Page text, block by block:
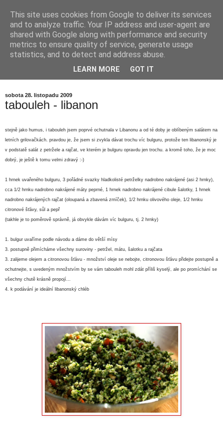
babička by nevěřila...
kdysi dávno jsem říkala své babičce, že JÁ rozhodně nikdy
vařit nebudu, že nemám v úmyslu trávit SVŮJ čas v
kuchyni... babička se smála... a já dnes vím proč...
sobota 28. listopadu 2009
tabouleh - libanon
stejně jako humus, i tabouleh jsem poprvé ochutnala v Libanonu a od té doby je oblíbeným salátem na
letních grilovačkách. pravdou je, že jsem si zvykla dávat trochu víc bulguru, protože ten libanonský je
v podstatě salát z petržele a rajčat, ve kterém je bulguru opravdu jen trochu. a kromě toho, že je moc
dobrý, je ještě k tomu velmi zdravý :-)
1 hrnek uvařeného bulguru, 3 pořádné svazky hladkolisté petrželky nadrobno nakrájené (asi 2 hrnky),
cca 1/2 hrnku nadrobno nakrájené máty peprné, 1 hrnek nadrobno nakrájené cibule šalotky, 1 hrnek
nadrobno nakrájených rajčat (oloupaná a zbavená zrníček) , 1/2 hrnku olivového oleje, 1/2 hrnku
citronové šťávy, sůl a pepř
(takhle je to poměrově správně, já obvykle dávám víc bulguru, tj. 2 hrnky)
1. bulgur uvaříme podle návodu a dáme do větší mísy
3. postupně přimícháme všechny suroviny - petržel, mátu, šalotku a rajčata
3. zalijeme olejem a citronovou šťávu - množství oleje se nebojte, citronovou šťávu přidejte postupně a
ochutnejte, s uvedeným množstvím by se vám tabouleh mohl zdát příliš kyselý, ale po promíchání se
všechny chutě krásně propojí...
4. k podávání je ideální libanonský chléb
This site uses cookies from Google to deliver its services
and to analyze traffic. Your IP address and user-agent are
shared with Google along with performance and security
metrics to ensure quality of service, generate usage
statistics, and to detect and address abuse.
LEARN MORE GOT IT